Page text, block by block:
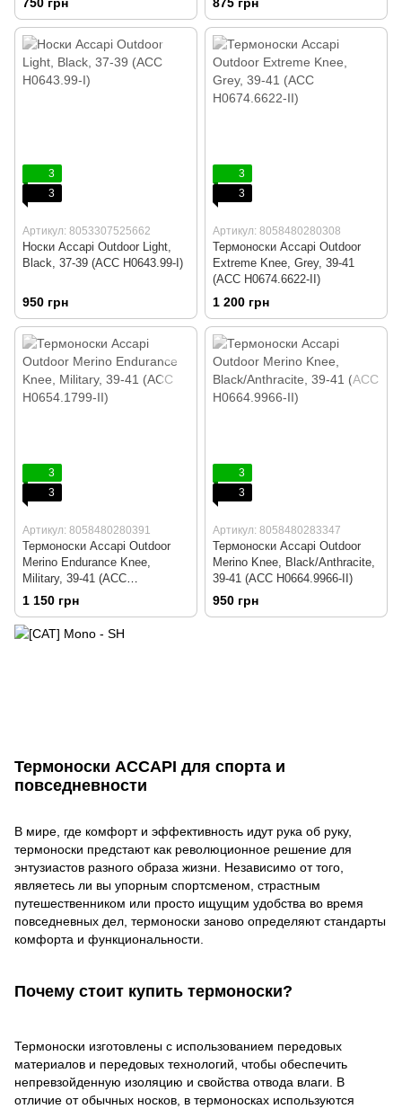
3
3
Артикул: 8053307525662
Носки Accapi Outdoor Light,
Black, 37-39 (ACC H0643.99-I)
950 грн
3
3
Артикул: 8058480280308
Термоноски Accapi Outdoor
Extreme Knee, Grey, 39-41
(ACC H0674.6622-II)
1 200 грн
3
3
Артикул: 8058480280391
Термоноски Accapi Outdoor
Merino Endurance Knee,
Military, 39-41 (ACC
H0654.1799-II)
1 150 грн
3
3
Артикул: 8058480283347
Термоноски Accapi Outdoor
Merino Knee, Black/Anthracite,
39-41 (ACC H0664.9966-II)
950 грн
Термоноски ACCAPI для спорта и
повседневности
В мире, где комфорт и эффективность идут рука об руку,
термоноски предстают как революционное решение для
энтузиастов разного образа жизни. Независимо от того,
являетесь ли вы упорным спортсменом, страстным
путешественником или просто ищущим удобства во время
повседневных дел, термоноски заново определяют стандарты
комфорта и функциональности.
Почему стоит купить термоноски?
Термоноски изготовлены с использованием передовых
материалов и передовых технологий, чтобы обеспечить
непревзойденную изоляцию и свойства отвода влаги. В
отличие от обычных носков, в термоносках используются